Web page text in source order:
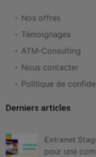
Nos offres
Témoignages
ATM-Consulting
Nous contacter
Politique de
Derniers articles
Extranet
pour une